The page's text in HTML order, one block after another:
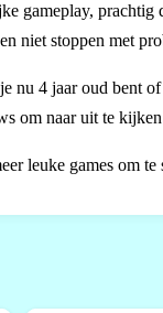
gameplay, prachtig
niet stoppen met
nu 4 jaar oud bent
om naar uit te
leuke games om te